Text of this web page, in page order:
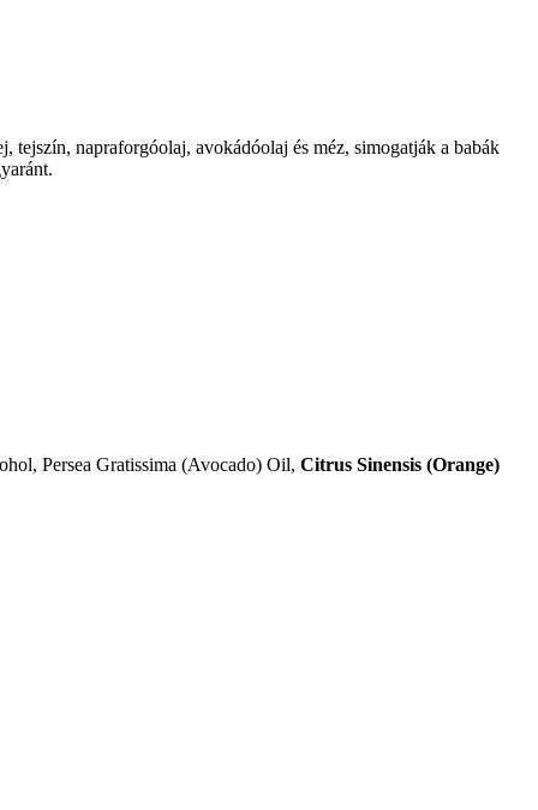
tejszín, napraforgóolaj, avokádóolaj és méz, simogatják a babák
Persea Gratissima (Avocado) Oil, Citrus Sinensis (Orange)